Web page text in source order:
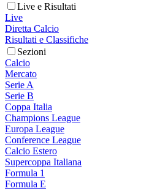
Live e Risultati
Live
Diretta Calcio
Risultati e Classifiche
Sezioni
Calcio
Mercato
Serie A
Serie B
Coppa Italia
Champions League
Europa League
Conference League
Calcio Estero
Supercoppa Italiana
Formula 1
Formula E